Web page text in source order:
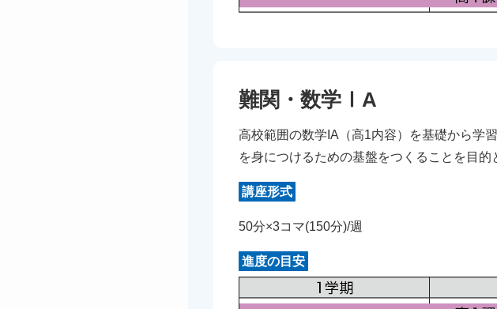
難関・数学ⅠA
高校範囲の数学IA（高1内容）を基礎から学
を身につけるための基盤をつくることを目的
講座形式
50分×3コマ(150分)/週
進度の目安